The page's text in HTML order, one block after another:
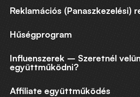
Reklamációs (Panaszkezelési)
Hűségprogram
Influenszerek – Szeretnél
együttműködni?
Affiliate együttműködés